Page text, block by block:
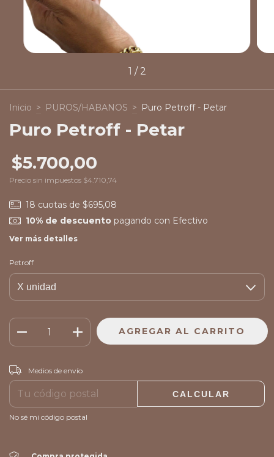
1 / 2
Inicio > PUROS/HABANOS > Puro Petroff - Petar
Puro Petroff - Petar
$5.700,00
Precio sin impuestos $4.710,74
18 cuotas de $695,08
10% de descuentopagando con Efectivo
Ver más detalles
Petroff
Entregas para el CP:
Medios de envío
CALCULAR
No sé mi código postal